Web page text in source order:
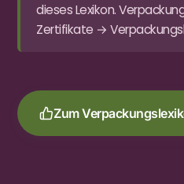
dieses Lexikon.
Zertifikate →
Zum